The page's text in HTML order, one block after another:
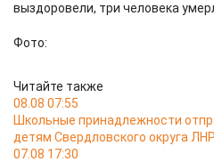
выздоровели, три человека
Фото:
Читайте также
08.08 07:55
Школьные принадлежности
детям Свердловского округа ЛНР
07.08 17:30